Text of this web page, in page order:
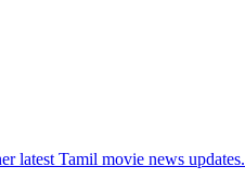
latest Tamil movie news updates.